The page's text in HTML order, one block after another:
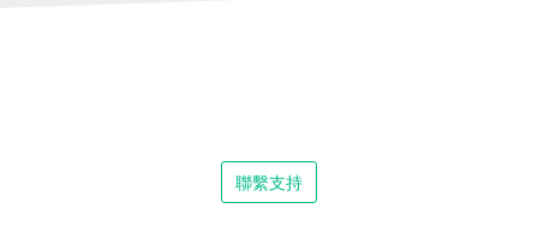
聯繫支持